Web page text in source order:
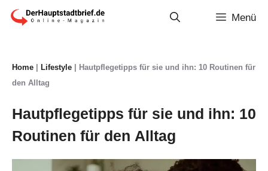
Zum
Menü
Home Lifestyle
Hautpflegetipps für sie und ihn: 10 Routinen für
den Alltag
Hautpflegetipps für sie und ihn: 10
Routinen für den Alltag